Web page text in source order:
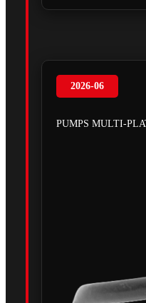
2026-06
PUMPS MULTI-